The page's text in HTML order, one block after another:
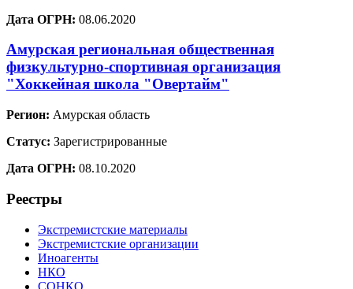
Дата ОГРН: 08.06.2020
Амурская региональная общественная
физкультурно-спортивная организация
"Хоккейная школа "Овертайм"
Регион: Амурская область
Статус: Зарегистрированные
Дата ОГРН: 08.10.2020
Реестры
Экстремистские материалы
Экстремистские организации
Иноагенты
НКО
СОНКО